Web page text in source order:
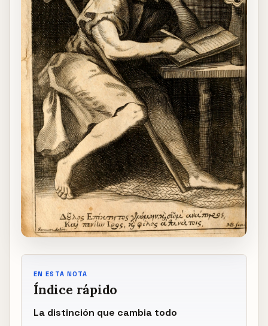
EN ESTA NOTA
Índice rápido
La distinción que cambia todo